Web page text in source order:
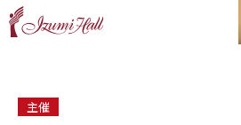
主催